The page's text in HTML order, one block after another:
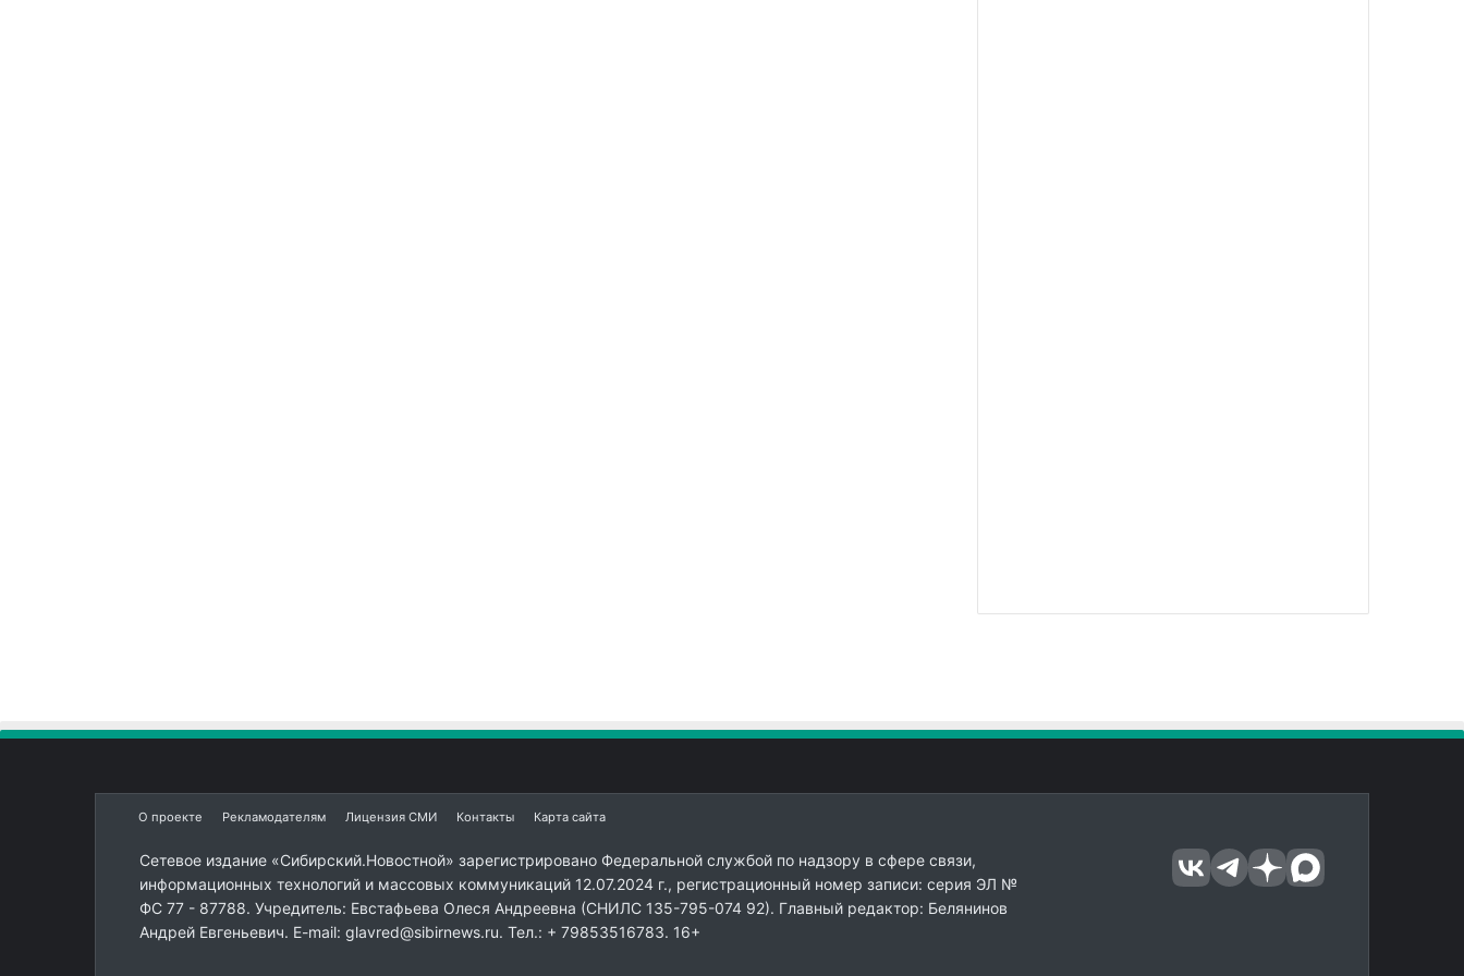
О проекте Рекламодателям Лицензия СМИ Контакты Карта сайта
Сетевое издание «Сибирский.Новостной» зарегистрировано Федеральной службой по надзору в сфере связи,
информационных технологий и массовых коммуникаций 12.07.2024 г., регистрационный номер записи: серия ЭЛ №
ФС 77 - 87788. Учредитель: Евстафьева Олеся Андреевна (СНИЛС 135-795-074 92). Главный редактор: Белянинов
Андрей Евгеньевич. E-mail: glavred@sibirnews.ru. Тел.: + 79853516783. 16+